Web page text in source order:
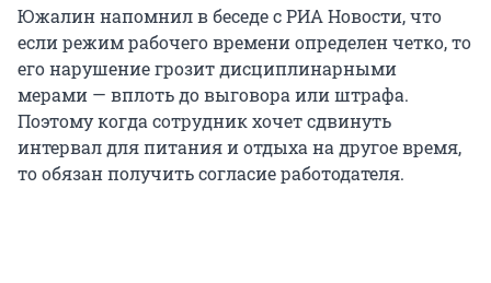
Южалин напомнил в беседе с РИА Новости, что
если режим рабочего времени определен четко, то
его нарушение грозит дисциплинарными
мерами — вплоть до выговора или штрафа.
Поэтому когда сотрудник хочет сдвинуть
интервал для питания и отдыха на другое время,
то обязан получить согласие работодателя.